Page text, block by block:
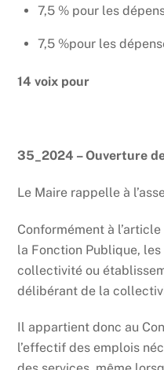
7,5 % pour les
7,5 %pour les
14 voix pour
35_2024 – Ouverture
Le Maire rappelle à
Conformément à
la Fonction Publique,
collectivité ou
délibérant de la
Il appartient donc au
l’effectif des emplois